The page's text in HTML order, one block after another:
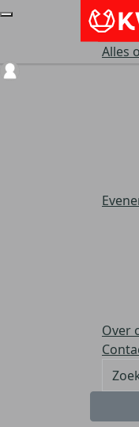
Alles
Over